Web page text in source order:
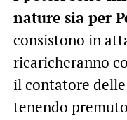
nature sia per
consistono in
ricaricheranno
il contatore
tenendo